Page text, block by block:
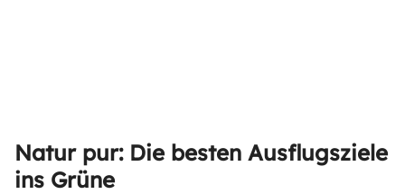
Natur pur: Die besten Ausflugsziele
ins Grüne